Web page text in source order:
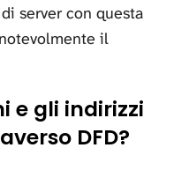
server con questa
il
e gli indirizzi
DFD?